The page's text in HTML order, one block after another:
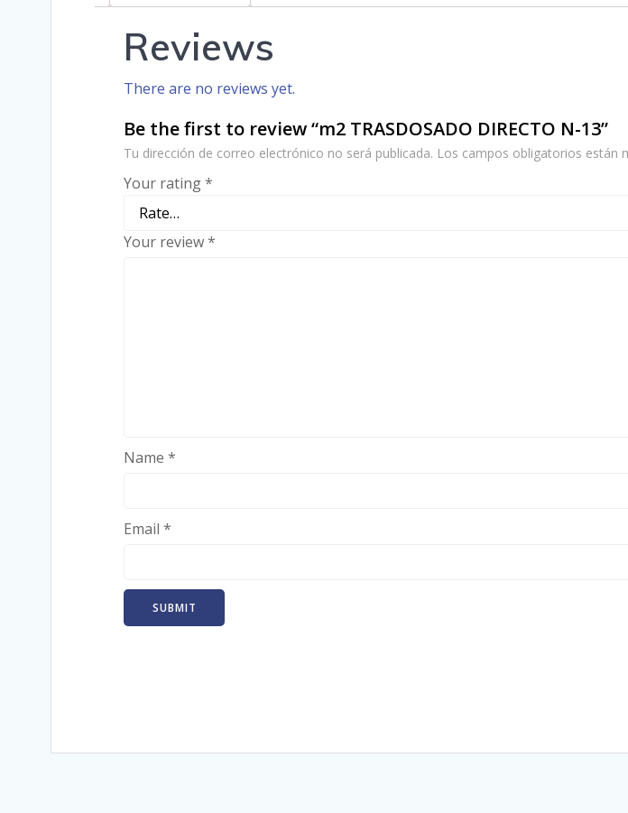
Reviews
There are no reviews yet.
Be the first to review “m2 TRASDOSADO DIRECTO N-13”
Tu dirección de correo electrónico no será publicada. Los campos obligatorios están
Your rating*
Your review*
Name *
Email *